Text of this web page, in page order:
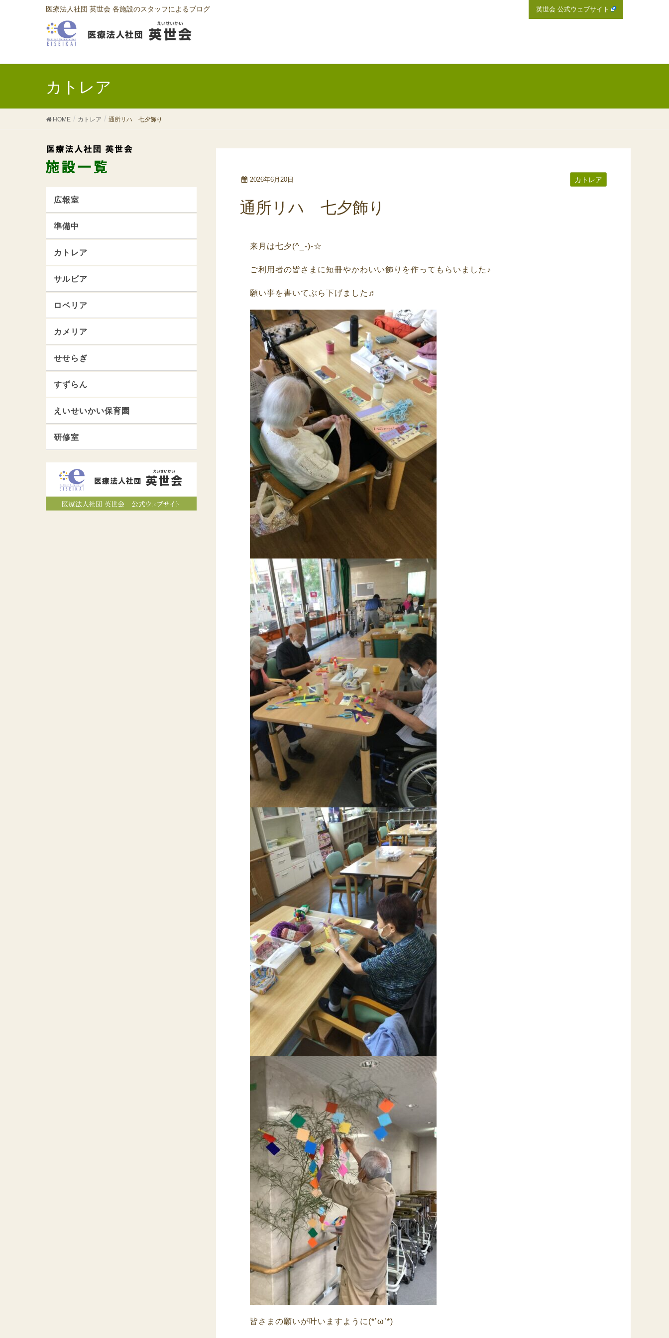
医療法人社団 英世会 各施設のスタッフによるブログ 英世会 公式ウェブサイト
カトレア
HOME カトレア 通所リハ 七夕飾り
2026年6月20日 カトレア
通所リハ 七夕飾り
来月は七夕(^_-)-☆
ご利用者の皆さまに短冊やかわいい飾りを作ってもらいました♪
願い事を書いてぶら下げました♬
皆さまの願いが叶いますように(*’ω’*)
広報室
準備中
カトレア
サルビア
ロベリア
カメリア
せせらぎ
すずらん
えいせいかい保育園
研修室